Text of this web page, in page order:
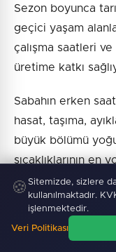
Sezon boyunca
geçici yaşam
çalışma saatleri ve
üretime katkı
Sabahın erken
hasat, taşıma,
büyük bölümü
sıcaklıklarının
devam ediyor.
13
ÇIKIYOR Tarladan
🍪 Sitemizde, sizlere
kullanılmaktadır.
işlenmektedir.
Veri Politikası